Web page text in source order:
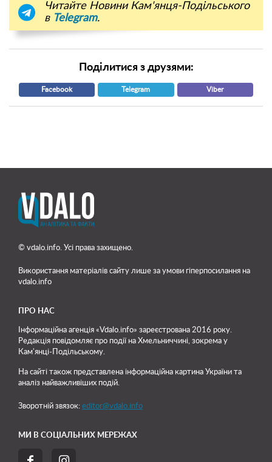
Читайте Новини Кам'янця-Подільського
в Telegram.
Поділитися з друзями:
Facebook Telegram Viber
© vdalo.info. Усі права захищено.
Використання матеріалів сайту лише за умови гіперпосилання на
vdalo.info
ПРО НАС
Інформаційна агенція «Vdalo.info» зареєстрована 2016 року.
Редакція повідомляє про події на Хмельниччині, зокрема у
Кам'янці-Подільському.
На сайті також представлена інформаційна картина України та
аналіз найважливіших подій.
Зворотній звязок: editor@vdalo.info
МИ В СОЦІАЛЬНИХ МЕРЕЖАХ